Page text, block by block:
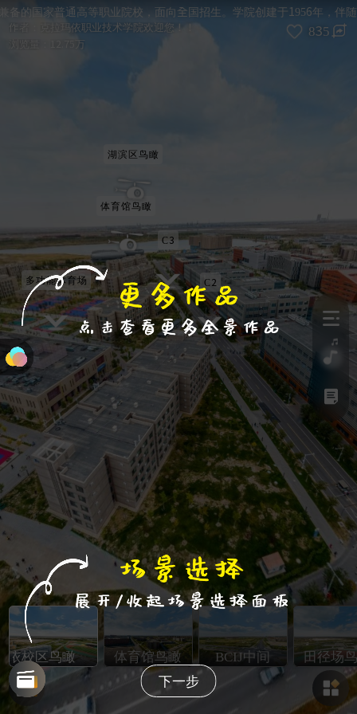
多功能体育场
C3
C2
体育馆鸟瞰
湖滨区鸟瞰
跳过
进入VR模式
退出VR模式
VR参数设置
作者：
克拉玛依职业技术学院欢迎您！！
12.75万
835
校区鸟瞰 体育馆鸟瞰 BCIJ中间
田径场
下一步
国家普通高等职业院校，面向全国招生。学院创建于1956年，伴随